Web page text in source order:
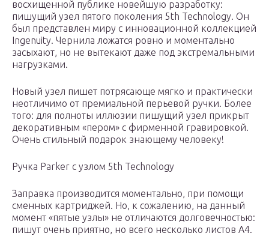
восхищенной публике новейшую разработку:
пишущий узел пятого поколения 5th Technology. Он
был представлен миру с инновационной коллекцией
Ingenuity. Чернила ложатся ровно и моментально
засыхают, но не вытекают даже под экстремальными
нагрузками.
Новый узел пишет потрясающе мягко и практически
неотличимо от премиальной перьевой ручки. Более
того: для полноты иллюзии пишущий узел прикрыт
декоративным «пером» с фирменной гравировкой.
Очень стильный подарок знающему человеку!
Ручка Parker с узлом 5th Technology
Заправка производится моментально, при помощи
сменных картриджей. Но, к сожалению, на данный
момент «пятые узлы» не отличаются долговечностью:
пишут очень приятно, но всего несколько листов А4.